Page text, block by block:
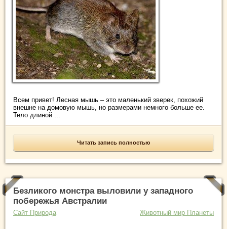
Всем привет! Лесная мышь – это маленький зверек, похожий
внешне на домовую мышь, но размерами немного больше ее.
Тело длиной ...
Читать запись полностью
Безликого монстра выловили у западного
побережья Австралии
Сайт Природа Животный мир Планеты